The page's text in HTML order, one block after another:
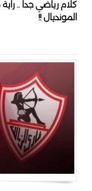
كلام رياضي جدا ..
المونديال !!